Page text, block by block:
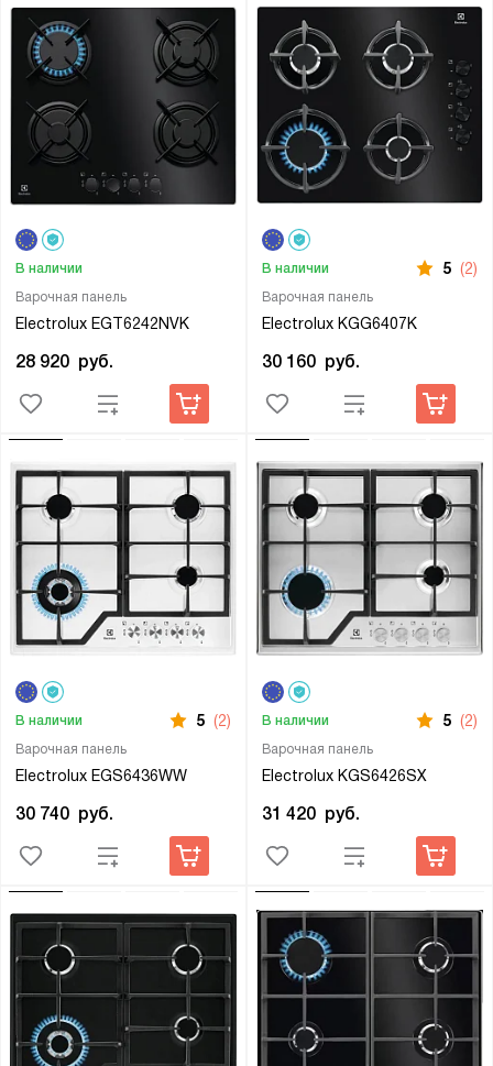
Варочная панель
Electrolux EGT6242NVK
В наличии
28 920 руб.
Варочная панель
Electrolux KGG6407K
В наличии 5 (2)
30 160 руб.
Варочная панель
Electrolux EGS6436WW
В наличии 5 (2)
30 740 руб.
Варочная панель
Electrolux KGS6426SX
В наличии 5 (2)
31 420 руб.